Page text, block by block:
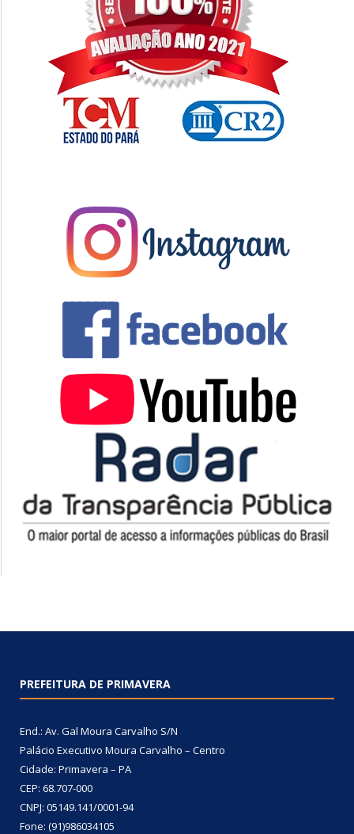
PREFEITURA DE PRIMAVERA
End.: Av. Gal Moura Carvalho S/N
Palácio Executivo Moura Carvalho – Centro
Cidade: Primavera – PA
CEP: 68.707-000
CNPJ: 05149.141/0001-94
Fone: (91)986034105